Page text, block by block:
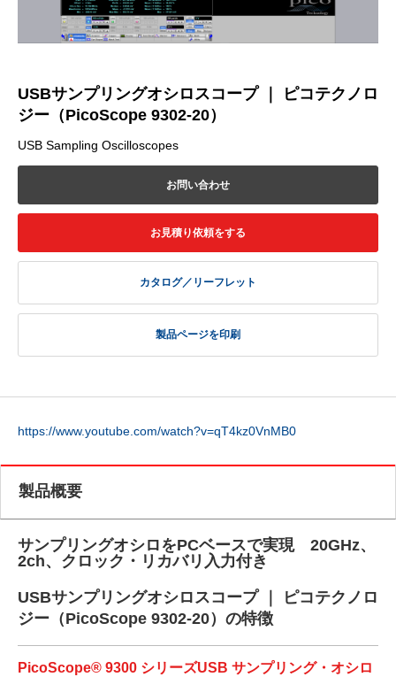
USBサンプリングオシロスコープ ｜ ピコテクノロ
ジー（PicoScope 9302-20）
USB Sampling Oscilloscopes
お問い合わせ
お見積り依頼をする
カタログ／リーフレット
製品ページを印刷
https://www.youtube.com/watch?v=qT4kz0VnMB0
製品概要
サンプリングオシロをPCベースで実現 20GHz、
2ch、クロック・リカバリ入力付き
USBサンプリングオシロスコープ ｜ ピコテクノロ
ジー（PicoScope 9302-20）の特徴
PicoScope® 9300 シリーズUSB サンプリング・オシロ